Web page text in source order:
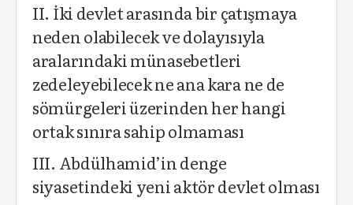
II. İki devlet arasında bir çatışmaya
neden olabilecek ve dolayısıyla
aralarındaki münasebetleri
zedeleyebilecek ne ana kara ne de
sömürgeleri üzerinden her hangi
ortak sınıra sahip olmaması
III. Abdülhamid’in denge
siyasetindeki yeni aktör devlet olması